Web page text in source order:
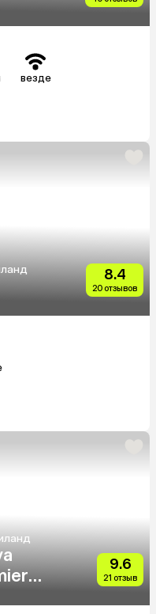
везде
8.4
20 отзывов
9.6
21 отзыв